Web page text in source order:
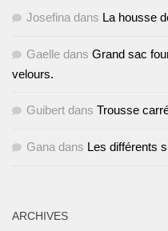
Josefina dans La housse
Gaelle dans Grand sac
velours.
Guibert dans Trousse
Gana dans Les différents
ARCHIVES